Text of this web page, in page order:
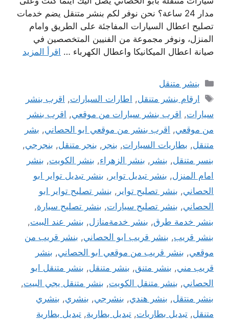
مدار 24 ساعة؟ نحن نوفر لكم بنشر متنقل يضم خدمات
تصليح اعطال السيارات المفاجئة على الطريق وامام
المنزل، ونوفر مجموعة من الفنيين المتخصصين في
صيانة اعطال الميكانيكا واعطال الكهرباء … اقرأ المزيد
التصنيفات
بنشر متنقل
الوسوم
ارقام بنشر متنقل, اطارات السيارات, اقرب بنشر
سيارات, اقرب بنشر سيارات من موقعي, اقرب بنشر
من موقعي, اقرب بنشر من موقعي ابو الحصاني, بشر
متنقل, بطاريات السيارات, بنجر , بنجر متنقل, بنجرجي,
بنسر متنقل, بنشر , بنشر الزهراء, بنشر الكويت, بنشر
امام المنزل, بنشر تبديل تواير , بنشر تبديل تواير ابو
الحصاني, بنشر تصليح تواير , بنشر تصليح تواير ابو
الحصاني, بنشر تصليح سيارات, بنشر تصليح سيارة,
بنشر خدمة طرق, بنشر خدمةمنازل, بنشر عند البيت,
بنشر قريب, بنشر قريب ابو الحصاني, بنشر قريب من
موقعي, بنشر قريب من موقعي ابو الحصاني, بنشر
قريب مني, بنشر متنق, بنشر متنقل, بنشر متنقل ابو
الحصاني, بنشر متنقل الكويت, بنشر متنقل يجي البيت,
بنشر منتقل, بنشر هندي, بنشرجي, بنشري, بنشري
متنقل, تبديل بطاريات, تبديل بطارية, تبديل بطارية